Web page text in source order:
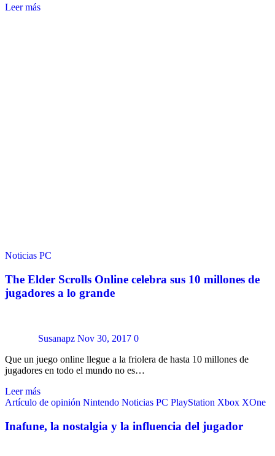
Leer más
Noticias PC
The Elder Scrolls Online celebra sus 10 millones de
jugadores a lo grande
Susanapz Nov 30, 2017 0
Que un juego online llegue a la friolera de hasta 10 millones de
jugadores en todo el mundo no es…
Leer más
Artículo de opinión Nintendo Noticias PC PlayStation Xbox XOne
Inafune, la nostalgia y la influencia del jugador